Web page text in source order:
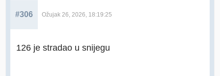
#306 Ožujak 26, 2026, 18:19:25
126 je stradao u snijegu